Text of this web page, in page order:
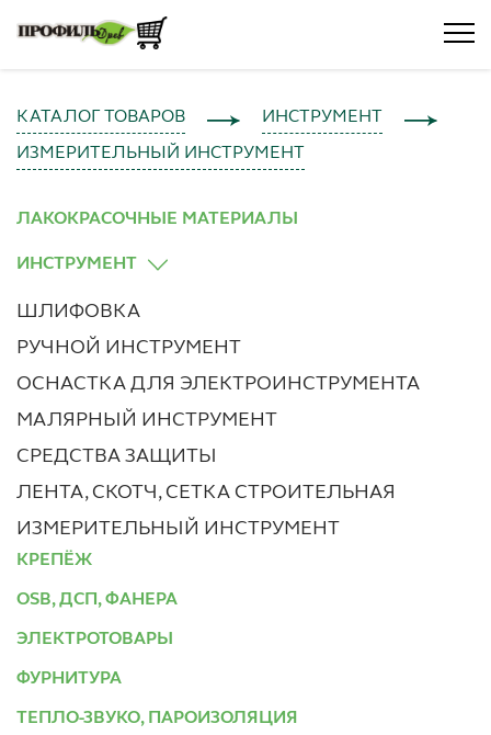
КАТАЛОГ ТОВАРОВ ИНСТРУМЕНТ
ИЗМЕРИТЕЛЬНЫЙ ИНСТРУМЕНТ
ЛАКОКРАСОЧНЫЕ МАТЕРИАЛЫ
ИНСТРУМЕНТ
ШЛИФОВКА
РУЧНОЙ ИНСТРУМЕНТ
ОСНАСТКА ДЛЯ ЭЛЕКТРОИНСТРУМЕНТА
МАЛЯРНЫЙ ИНСТРУМЕНТ
СРЕДСТВА ЗАЩИТЫ
ЛЕНТА, СКОТЧ, СЕТКА СТРОИТЕЛЬНАЯ
ИЗМЕРИТЕЛЬНЫЙ ИНСТРУМЕНТ
КРЕПЁЖ
OSB, ДСП, ФАНЕРА
ЭЛЕКТРОТОВАРЫ
ФУРНИТУРА
ТЕПЛО-ЗВУКО, ПАРОИЗОЛЯЦИЯ